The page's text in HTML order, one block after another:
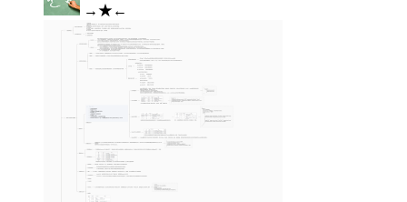
→★←